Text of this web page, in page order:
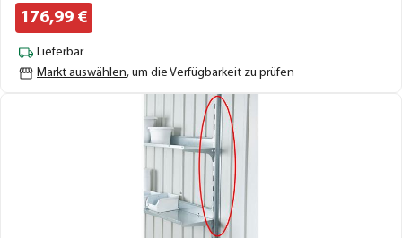
176,99 €
Lieferbar
Markt auswählen, um die Verfügbarkeit zu prüfen